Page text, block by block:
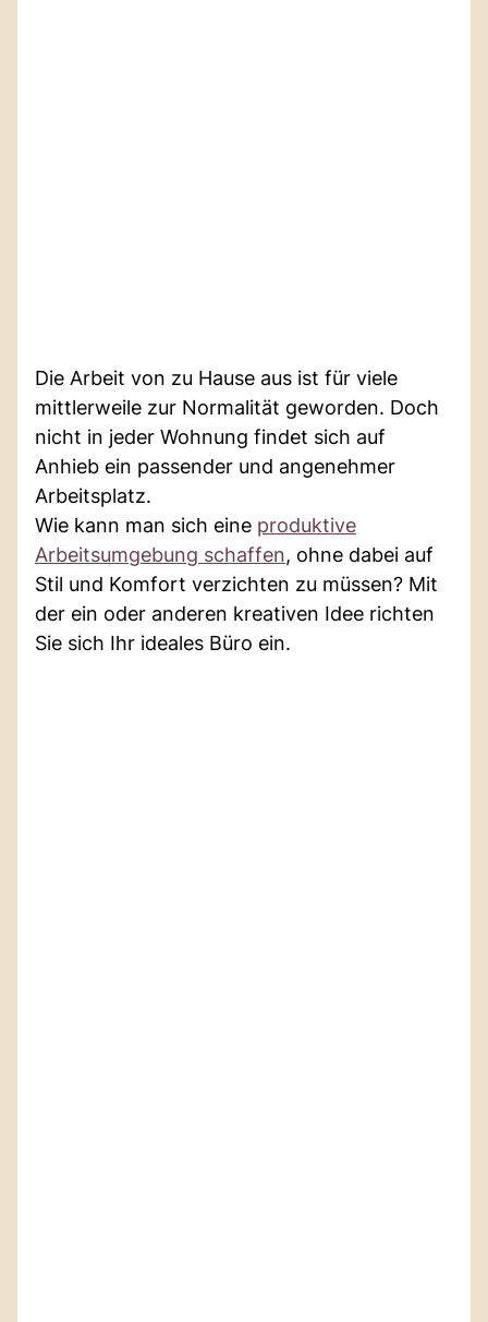
Die Arbeit von zu Hause aus ist für viele
mittlerweile zur Normalität geworden. Doch
nicht in jeder Wohnung findet sich auf
Anhieb ein passender und angenehmer
Arbeitsplatz.
Wie kann man sich eine produktive
Arbeitsumgebung schaffen, ohne dabei auf
Stil und Komfort verzichten zu müssen? Mit
der ein oder anderen kreativen Idee richten
Sie sich Ihr ideales Büro ein.